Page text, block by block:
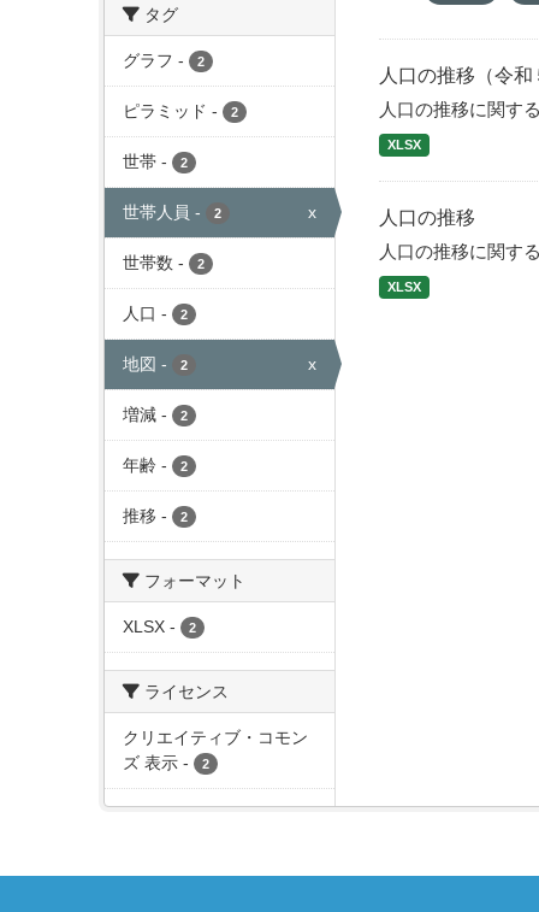
タグ
グラフ - 2
ピラミッド - 2
世帯 - 2
世帯人員 - 2 x
世帯数 - 2
人口 - 2
地図 - 2 x
増減 - 2
年齢 - 2
推移 - 2
フォーマット
XLSX - 2
ライセンス
クリエイティブ・コモン
ズ 表示 - 2
人口の推移（令和
人口の推移に関す
XLSX
人口の推移
人口の推移に関す
XLSX